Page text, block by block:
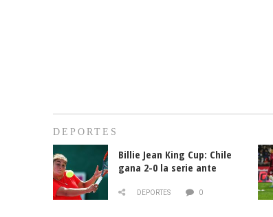
DEPORTES
Billie Jean King Cup: Chile
gana 2-0 la serie ante
DEPORTES 0